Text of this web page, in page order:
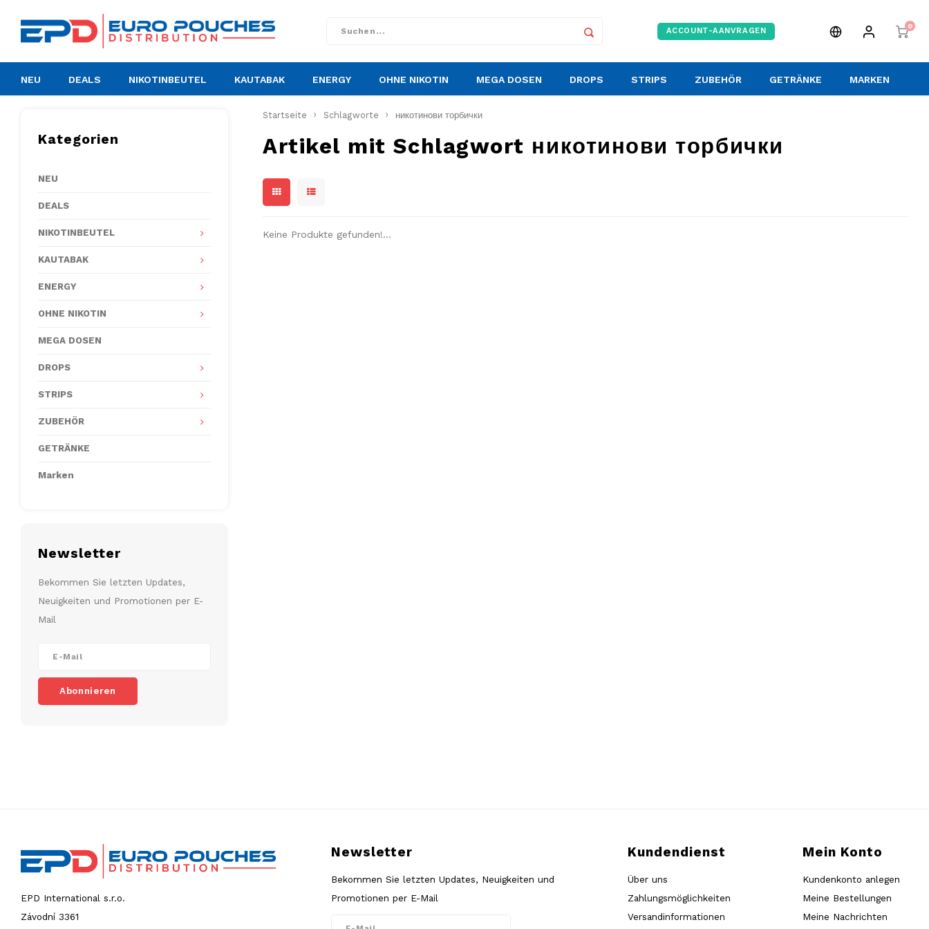
ACCOUNT-AANVRAGEN
0
NEU DEALS NIKOTINBEUTEL KAUTABAK ENERGY OHNE NIKOTIN MEGA DOSEN DROPS STRIPS ZUBEHÖR GETRÄNKE MARKEN
Kategorien
NEU
DEALS
NIKOTINBEUTEL
KAUTABAK
ENERGY
OHNE NIKOTIN
MEGA DOSEN
DROPS
STRIPS
ZUBEHÖR
GETRÄNKE
Marken
Newsletter
Bekommen Sie letzten Updates,
Neuigkeiten und Promotionen per E-
Mail
Abonnieren
Startseite Schlagworte никотинови торбички
Artikel mit Schlagwort никотинови торбички
Keine Produkte gefunden!...
EPD International s.r.o.
Závodní 3361
Newsletter
Bekommen Sie letzten Updates, Neuigkeiten und
Promotionen per E-Mail
Kundendienst
Über uns
Zahlungsmöglichkeiten
Versandinformationen
Mein Konto
Kundenkonto anlegen
Meine Bestellungen
Meine Nachrichten